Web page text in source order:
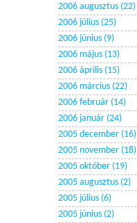
2006 augusztus (22)
2006 július (25)
2006 június (9)
2006 május (13)
2006 április (15)
2006 március (22)
2006 február (14)
2006 január (24)
2005 december (16)
2005 november (18)
2005 október (19)
2005 augusztus (2)
2005 július (6)
2005 június (2)